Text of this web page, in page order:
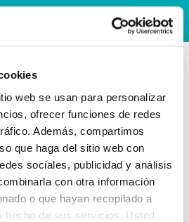
web se usan para personalizar
ofrecer funciones de redes
Además, compartimos
que haga del sitio web con
sociales, publicidad y análisis
con otra información
o que hayan recopilado a
hecho de sus servicios. Usted